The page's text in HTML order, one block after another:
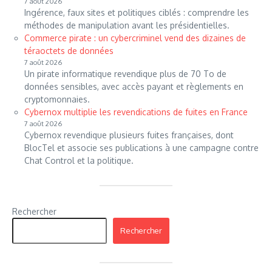
Ingérence, faux sites et politiques ciblés : comprendre les
méthodes de manipulation avant les présidentielles.
Commerce pirate : un cybercriminel vend des dizaines de
téraoctets de données
7 août 2026
Un pirate informatique revendique plus de 70 To de
données sensibles, avec accès payant et règlements en
cryptomonnaies.
Cybernox multiplie les revendications de fuites en France
7 août 2026
Cybernox revendique plusieurs fuites françaises, dont
BlocTel et associe ses publications à une campagne contre
Chat Control et la politique.
Rechercher
Rechercher